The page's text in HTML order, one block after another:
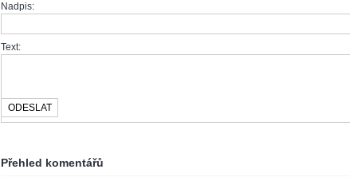
Nadpis:
Text:
Přehled komentářů